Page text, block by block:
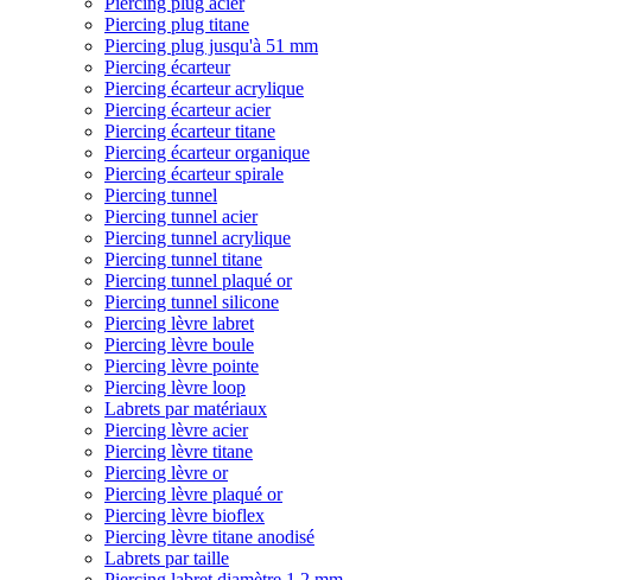
Piercing plug titane
Piercing plug jusqu'à 51 mm
Piercing écarteur
Piercing écarteur acrylique
Piercing écarteur acier
Piercing écarteur titane
Piercing écarteur organique
Piercing écarteur spirale
Piercing tunnel
Piercing tunnel acier
Piercing tunnel acrylique
Piercing tunnel titane
Piercing tunnel plaqué or
Piercing tunnel silicone
Piercing lèvre labret
Piercing lèvre boule
Piercing lèvre pointe
Piercing lèvre loop
Labrets par matériaux
Piercing lèvre acier
Piercing lèvre titane
Piercing lèvre or
Piercing lèvre plaqué or
Piercing lèvre bioflex
Piercing lèvre titane anodisé
Labrets par taille